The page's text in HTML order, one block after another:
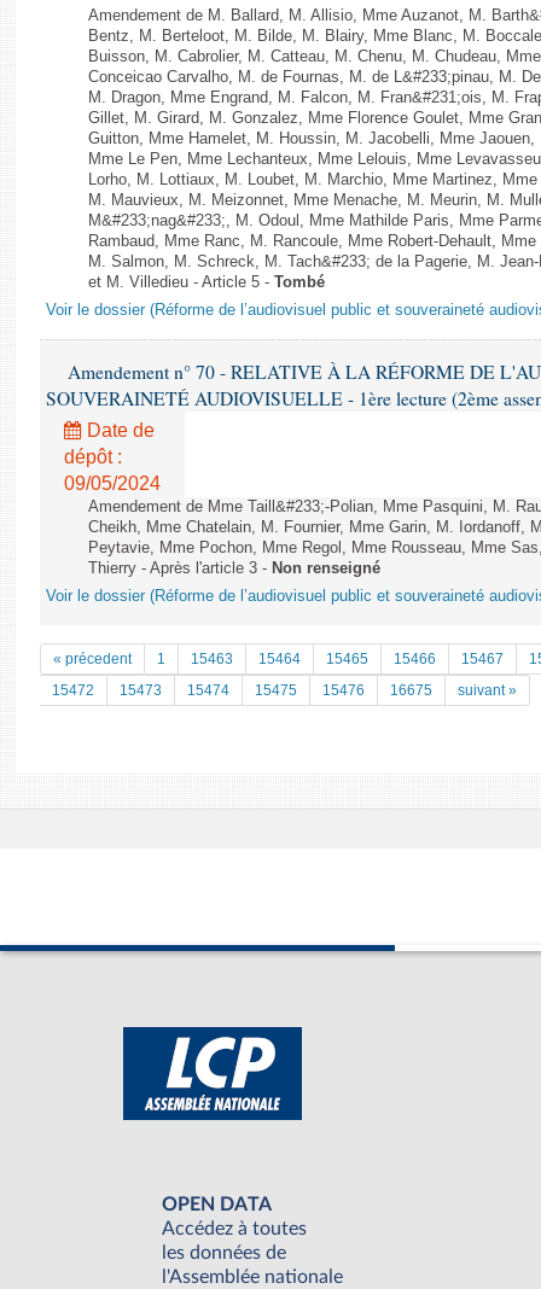
Amendement de M. Ballard, M. Allisio, Mme Auzanot, M.
Bentz, M. Berteloot, M. Bilde, M. Blairy, Mme Blanc, M.
Buisson, M. Cabrolier, M. Catteau, M. Chenu, M. Chudeau,
Conceicao Carvalho, M. de Fournas, M. de L&#233;pinau, M.
M. Dragon, Mme Engrand, M. Falcon, M. Fran&#231;ois, M.
Gillet, M. Girard, M. Gonzalez, Mme Florence Goulet, Mme
Guitton, Mme Hamelet, M. Houssin, M. Jacobelli, Mme
Mme Le Pen, Mme Lechanteux, Mme Lelouis, Mme
Lorho, M. Lottiaux, M. Loubet, M. Marchio, Mme Martinez,
M. Mauvieux, M. Meizonnet, Mme Menache, M. Meurin, M.
M&#233;nag&#233;, M. Odoul, Mme Mathilde Paris, Mme
Rambaud, Mme Ranc, M. Rancoule, Mme Robert-Dehault,
M. Salmon, M. Schreck, M. Tach&#233; de la Pagerie, M.
et M. Villedieu - Article 5 - Tombé
Voir le dossier (Réforme de l’audiovisuel public et souveraineté
Amendement n° 70 - RELATIVE À LA RÉFORME DE
SOUVERAINETÉ AUDIOVISUELLE - 1ère lecture (2ème
Date de
dépôt :
09/05/2024
Amendement de Mme Taill&#233;-Polian, Mme Pasquini, M.
Cheikh, Mme Chatelain, M. Fournier, Mme Garin, M. Iordanoff,
Peytavie, Mme Pochon, Mme Regol, Mme Rousseau, Mme
Thierry - Après l'article 3 - Non renseigné
Voir le dossier (Réforme de l’audiovisuel public et souveraineté
« précedent 1 15463 15464 15465 15466 15467
15472
15473 15474 15475 15476 16675 suivant »
OPEN DATA
Accédez à toutes
les données de
l'Assemblée nationale